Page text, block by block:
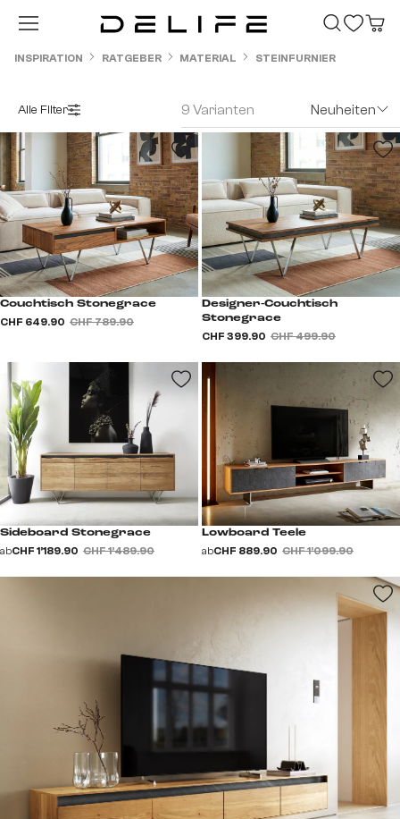
Zum Hauptinhalt springen
INSPIRATION RATGEBER MATERIAL STEINFURNIER
Alle Filter 9 Varianten Neuheiten
Couchtisch Stonegrace
CHF 649.90 CHF 789.90
Designer-Couchtisch
Stonegrace
CHF 399.90 CHF 499.90
Sideboard Stonegrace
abCHF 1’189.90 CHF 1’489.90
Lowboard Teele
abCHF 889.90 CHF 1’099.90